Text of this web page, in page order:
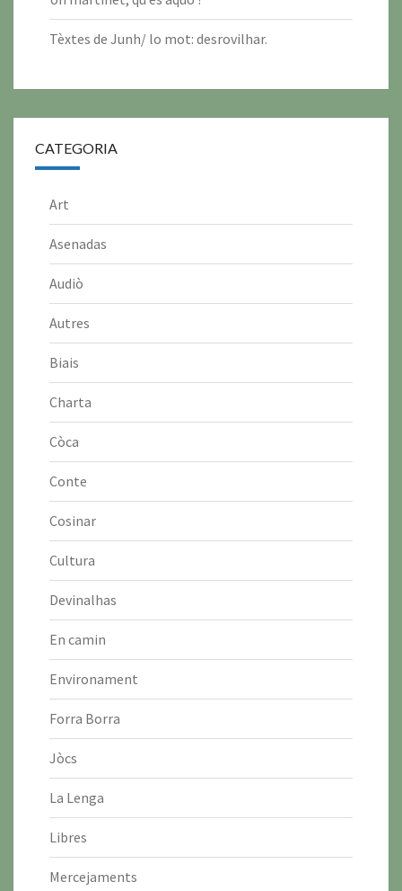
6
6
6
6
6
6
Tèxtes de Junh/ lo mot: desrovilhar.
CATEGORIA
Art
Asenadas
Audiò
Autres
Biais
Charta
Còca
Conte
Cosinar
Cultura
Devinalhas
En camin
Environament
Forra Borra
Jòcs
La Lenga
Libres
Mercejaments